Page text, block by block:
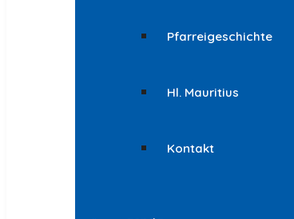
Pfarreigeschichte
Hl. Mauritius
Kontakt